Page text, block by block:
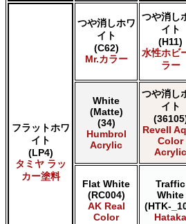
フラットホワ
イト
(LP4)
タミヤ ラッ
カー塗料
つや消しホワ
イト
(C62)
Mr.カラー
つや消し
イト
(H11)
水性ホビ
ラー
White
(Matte)
(34)
Humbrol
Acrylic
つや消し
イト
Revell
Color
Acrylic
Flat White
(RC004)
AK Real
Color
Traffic
White
(HTK-
Hataka